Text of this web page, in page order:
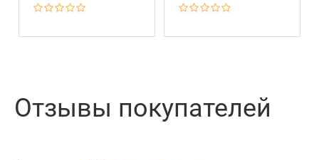
Отзывы покупателей